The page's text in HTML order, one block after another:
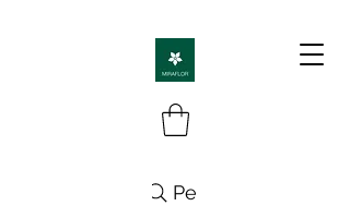
Pesquisa